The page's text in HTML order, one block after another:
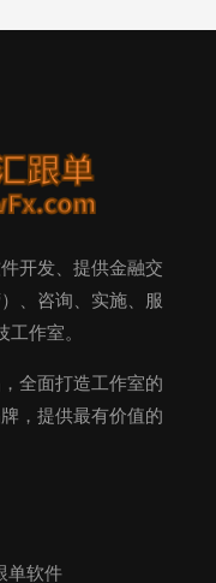
开发、提供金融交
、咨询、实施、服
作室。
全面打造工作室的
，提供最有价值的
单软件